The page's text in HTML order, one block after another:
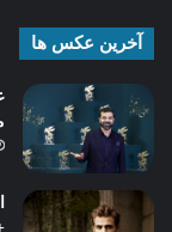
آخرین عکس ها